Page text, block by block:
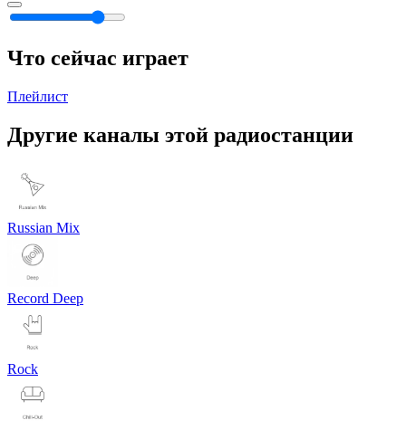
Что сейчас играет
Плейлист
Другие каналы этой радиостанции
Russian Mix
Record Deep
Rock